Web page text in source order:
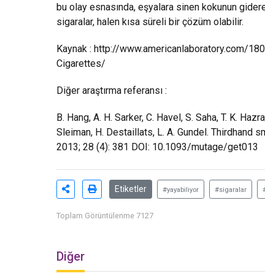
bu olay esnasında, eşyalara sinen kokunun
sigaralar, halen kısa süreli bir çözüm olabilir.
Kaynak : http://www.americanlaboratory.com/
Cigarettes/
Diğer araştırma referansı :
B. Hang, A. H. Sarker, C. Havel, S. Saha, T. K.
Sleiman, H. Destaillats, L. A. Gundel. Thirdhand
2013; 28 (4): 381 DOI: 10.1093/mutage/get013
Etiketler #yayabiliyor #sigaralar
Toplam Görüntülenme 7127
Diğer